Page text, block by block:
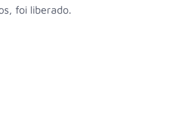
foi liberado.